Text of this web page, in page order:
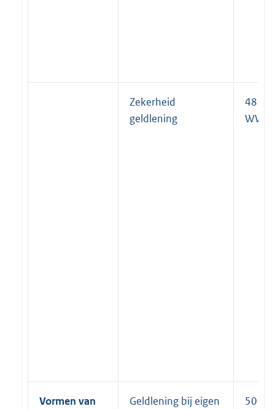
Zekerheid
geldlening
48 lid
WWB
Vormen van
Geldlening bij eigen
50 lid